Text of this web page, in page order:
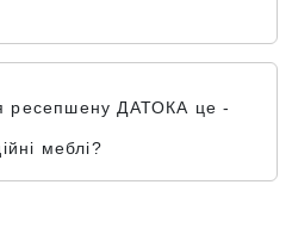
ресепшену ДАТОКА це -
меблі?